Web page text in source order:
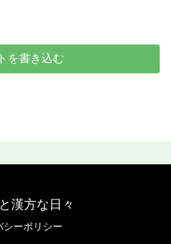
を書き込む
漢方な日々
シーポリシー